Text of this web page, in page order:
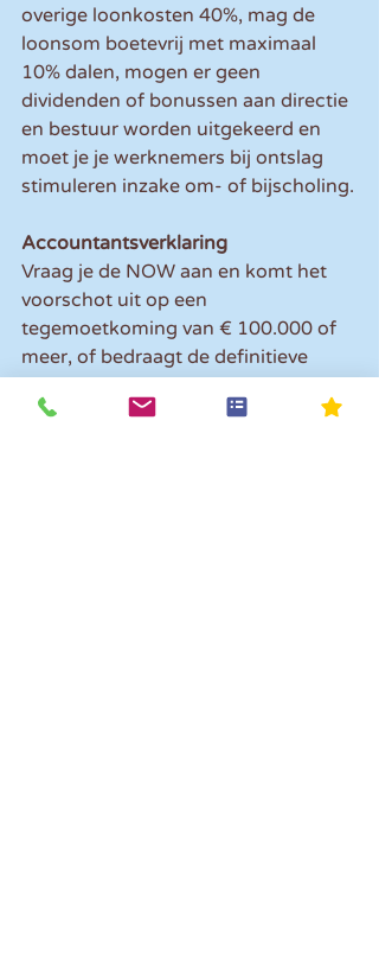
overige loonkosten 40%, mag de
loonsom boetevrij met maximaal
10% dalen, mogen er geen
dividenden of bonussen aan directie
en bestuur worden uitgekeerd en
moet je je werknemers bij ontslag
stimuleren inzake om- of bijscholing.
Accountantsverklaring
Vraag je de NOW aan en komt het
voorschot uit op een
tegemoetkoming van € 100.000 of
meer, of bedraagt de definitieve
meer, dan heb je een